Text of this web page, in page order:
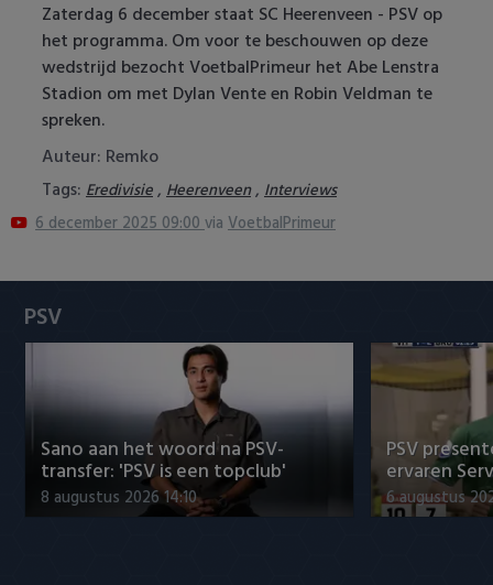
FC Utrecht
Feyenoord
Heracles Almelo
NAC Breda
PSV
SC Heerenveen
Sparta
Vitesse
Champions League
Europa League
Conference League
Zaterdag 6 december staat SC Heerenveen - PSV op
het programma. Om voor te beschouwen op deze
wedstrijd bezocht VoetbalPrimeur het Abe Lenstra
Stadion om met Dylan Vente en Robin Veldman te
spreken.
Auteur: Remko
Tags: Eredivisie, Heerenveen, Interviews
6 december 2025 09:00via VoetbalPrimeur
PSV
Sano aan het woord na PSV-
transfer: 'PSV is een topclub'
8 augustus 2026 14:10
PSV
ervaren
6 augustus